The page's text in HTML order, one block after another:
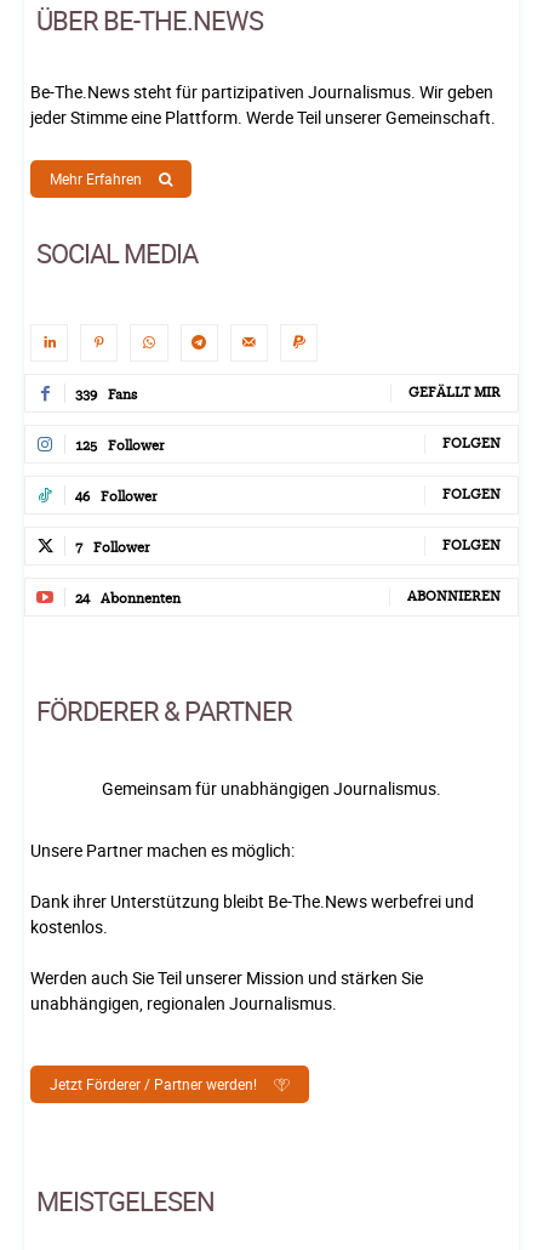
ÜBER BE-THE.NEWS
Be-The.News steht für partizipativen Journalismus. Wir geben
jeder Stimme eine Plattform. Werde Teil unserer Gemeinschaft.
Mehr Erfahren
SOCIAL MEDIA
339 Fans GEFÄLLT MIR
125 Follower FOLGEN
46 Follower FOLGEN
7 Follower FOLGEN
24 Abonnenten ABONNIEREN
FÖRDERER & PARTNER
Gemeinsam für unabhängigen Journalismus.
Unsere Partner machen es möglich:
Dank ihrer Unterstützung bleibt Be-The.News werbefrei und
kostenlos.
Werden auch Sie Teil unserer Mission und stärken Sie
unabhängigen, regionalen Journalismus.
Jetzt Förderer / Partner werden!
MEISTGELESEN